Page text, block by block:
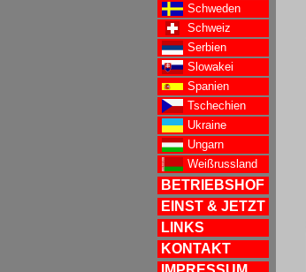
Schweden
Schweiz
Serbien
Slowakei
Spanien
Tschechien
Ukraine
Ungarn
Weißrussland
BETRIEBSHOF
EINST & JETZT
LINKS
KONTAKT